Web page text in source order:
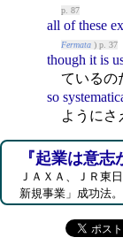
p. 87
all of these
Fermata) p. 37
though it is
ているの
so
ようにさ
『起業は意
ＪＡＸＡ、ＪＲ東
新規事業」成功法